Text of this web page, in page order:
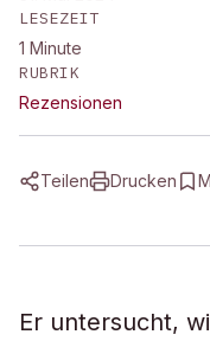
LESEZEIT
1 Minute
RUBRIK
Rezensionen
Teilen Drucken
Er untersucht,